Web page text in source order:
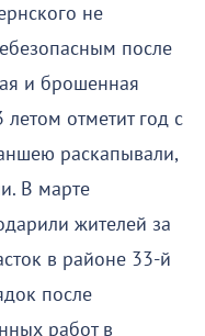
не
после
и брошенная
отметит год с
раскапывали,
В марте
жителей за
в районе 33-й
после
работ в